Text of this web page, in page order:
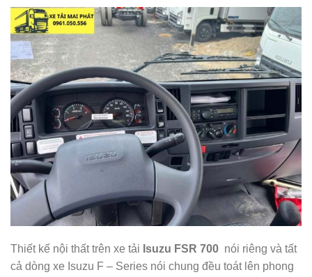
Thiết kế nội thất trên xe tải Isuzu FSR 700 nói riêng và tất
cả dòng xe Isuzu F – Series nói chung đều toát lên phong